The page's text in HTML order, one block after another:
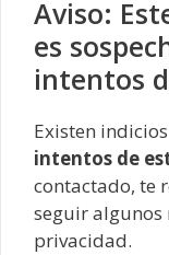
Aviso:
es
intentos
Existen
intentos de
contactado, te
seguir algunos
privacidad.